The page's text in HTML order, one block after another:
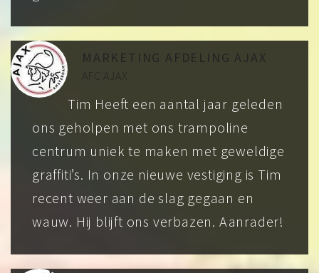
MARKETING AFDELING AJAX
AFC AJAX
Tim Heeft een aantal jaar geleden
ons geholpen met ons trampoline
centrum uniek te maken met geweldige
graffiti’s. In onze nieuwe vestiging is Tim
recent weer aan de slag gegaan en
wauw. Hij blijft ons verbazen. Aanrader!